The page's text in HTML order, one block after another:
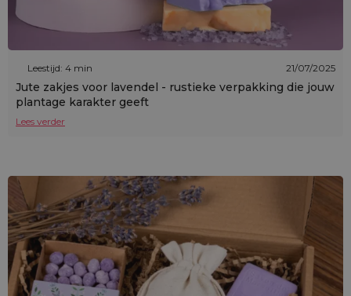
Leestijd: 4 min 21/07/2025
Jute zakjes voor lavendel - rustieke verpakking die jouw
plantage karakter geeft
Lees verder